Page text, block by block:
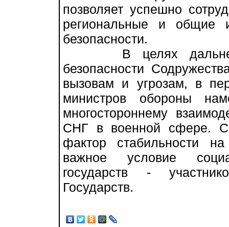
позволяет успешно
региональные и общие
безопасности.
В целях
безопасности
вызовам и угрозам, в
министров обороны
многостороннему
СНГ в военной сфере.
фактор стабильности
важное условие
государств -
Государств.